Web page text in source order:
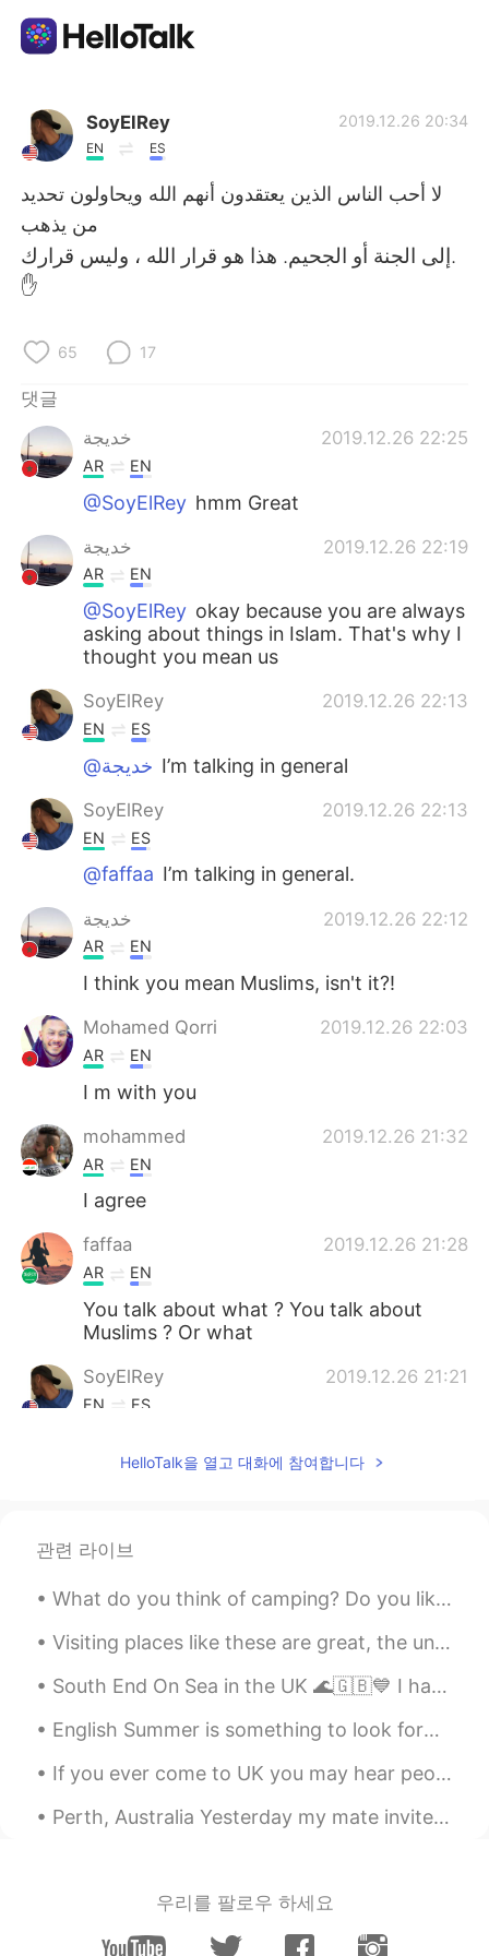
언어 교환 앱
AI Grammar Checker
한국어
العربية
Deutsch 日本語
Русский
Indonesia Italiano
Türkçe Tiếng Việt
Português
SoyElRey
EN ES
2019.12.26 20:34
لا أحب الناس الذين يعتقدون أنهم الله ويحاولون تحديد
من يذهب
إلى الجنة أو الجحيم. هذا هو قرار الله ، وليس قرارك.
✋
65 17
댓글
خديجة
2019.12.26 22:25
AR EN
@SoyElRey hmm Great
خديجة 2019.12.26 22:19
AR EN
@SoyElRey okay because you are always
asking about things in Islam. That's why I
thought you mean us
SoyElRey 2019.12.26 22:13
EN ES
@خديجة I’m talking in general
SoyElRey 2019.12.26 22:13
EN ES
@faffaa I’m talking in general.
خديجة 2019.12.26 22:12
AR EN
I think you mean Muslims, isn't it?!
Mohamed Qorri 2019.12.26 22:03
AR EN
I m with you
mohammed 2019.12.26 21:32
AR EN
I agree
faffaa 2019.12.26 21:28
AR EN
You talk about what ? You talk about
Muslims ? Or what
SoyElRey 2019.12.26 21:21
EN ES
Who knows the unseen, God know
تعليم اللغة العربية 2019.12.26 21:01
AR EN
كفاكم غباءً كل من دافع عنه وعن منشوره كفى
ويقول أنه سيدخل المشركون الجنة. افهموا قبل
والثرثرة فقط.. هذا ضد دينكم
SoyElRey 2019.12.26 20:58
HelloTalk을 열고 대화에 참여합니다
관련 라이브
What do you think of camping? Do you like it? What do you like about it? Have you got any stories...
Visiting places like these are great, the unique landscapes tend to be the most memorable and mak...
South End On Sea in the UK 🌊🇬🇧💙 I have been here a couple of times, it's really a pretty place wi...
English Summer is something to look forward to. There's a lot of places to visit in the UK 🌞 英語の...
If you ever come to UK you may hear people say: “This is daylight robbery” This means it’s too e...
Perth, Australia Yesterday my mate invited us over to cook us BBQ and watch TV. The whole time...
우리를 팔로우 하세요